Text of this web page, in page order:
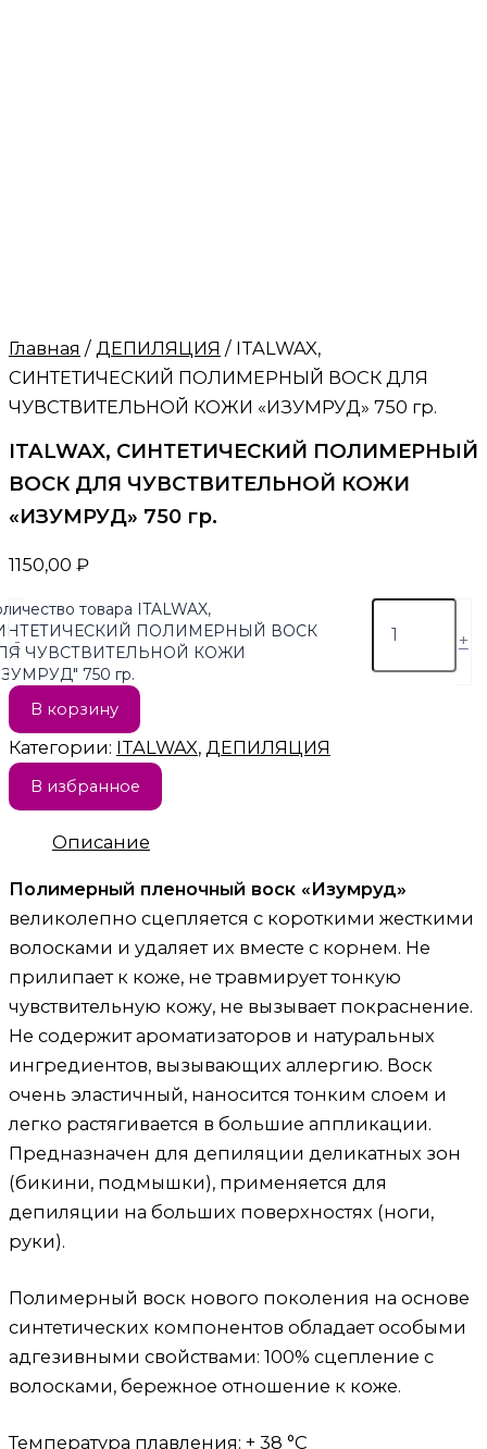
Главная / ДЕПИЛЯЦИЯ / ITALWAX,
СИНТЕТИЧЕСКИЙ ПОЛИМЕРНЫЙ ВОСК ДЛЯ
ЧУВСТВИТЕЛЬНОЙ КОЖИ «ИЗУМРУД» 750 гр.
ITALWAX, СИНТЕТИЧЕСКИЙ ПОЛИМЕРНЫЙ
ВОСК ДЛЯ ЧУВСТВИТЕЛЬНОЙ КОЖИ
«ИЗУМРУД» 750 гр.
1150,00 ₽
-
товара ITALWAX,
ПОЛИМЕРНЫЙ ВОСК
ЧУВСТВИТЕЛЬНОЙ КОЖИ
750 гр.
+
В корзину
Категории: ITALWAX, ДЕПИЛЯЦИЯ
В избранное
Описание
Полимерный пленочный воск «Изумруд»
великолепно сцепляется с короткими жесткими
волосками и удаляет их вместе с корнем. Не
прилипает к коже, не травмирует тонкую
чувствительную кожу, не вызывает покраснение.
Не содержит ароматизаторов и натуральных
ингредиентов, вызывающих аллергию. Воск
очень эластичный, наносится тонким слоем и
легко растягивается в большие аппликации.
Предназначен для депиляции деликатных зон
(бикини, подмышки), применяется для
депиляции на больших поверхностях (ноги,
руки).
Полимерный воск нового поколения на основе
синтетических компонентов обладает особыми
адгезивными свойствами: 100% сцепление с
волосками, бережное отношение к коже.
Температура плавления: + 38 °С